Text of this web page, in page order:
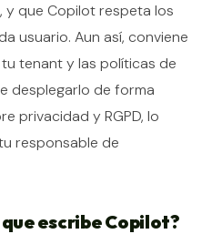
y que Copilot respeta los
usuario. Aun así, conviene
tenant y las políticas de
desplegarlo de forma
privacidad y RGPD, lo
responsable de
escribe Copilot?